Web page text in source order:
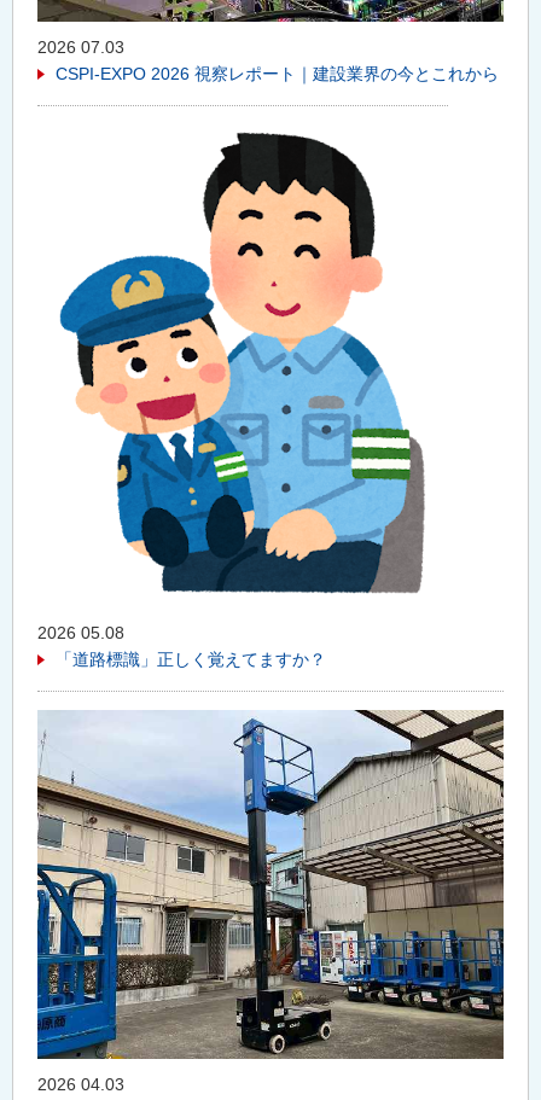
2026 07.03
CSPI-EXPO 2026 視察レポート｜建設業界の今とこれから
2026 05.08
「道路標識」正しく覚えてますか？
2026 04.03